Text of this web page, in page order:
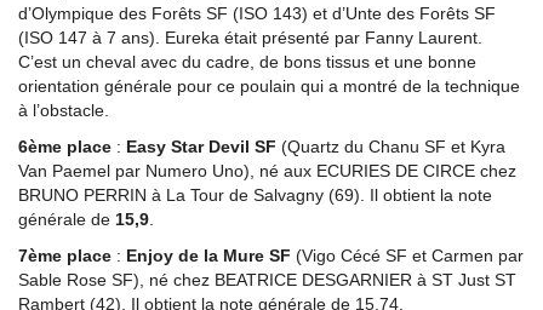
d’Olympique des Forêts SF (ISO 143) et d’Unte des Forêts SF
(ISO 147 à 7 ans). Eureka était présenté par Fanny Laurent.
C’est un cheval avec du cadre, de bons tissus et une bonne
orientation générale pour ce poulain qui a montré de la technique
à l’obstacle.
6ème place : Easy Star Devil SF (Quartz du Chanu SF et Kyra
Van Paemel par Numero Uno), né aux ECURIES DE CIRCE chez
BRUNO PERRIN à La Tour de Salvagny (69). Il obtient la note
générale de 15,9
7ème place : Enjoy de la Mure SF (Vigo Cécé SF et Carmen par
Sable Rose SF), né chez BEATRICE DESGARNIER à ST Just ST
Rambert (42). Il obtient la note générale de 15,74.